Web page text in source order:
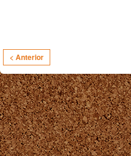
< Anterior